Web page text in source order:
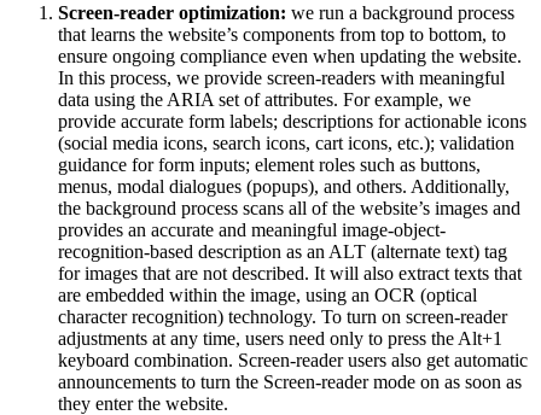
Screen-reader optimization: we run a background process
that learns the website’s components from top to bottom, to
ensure ongoing compliance even when updating the website.
In this process, we provide screen-readers with meaningful
data using the ARIA set of attributes. For example, we
provide accurate form labels; descriptions for actionable icons
(social media icons, search icons, cart icons, etc.); validation
guidance for form inputs; element roles such as buttons,
menus, modal dialogues (popups), and others. Additionally,
the background process scans all of the website’s images and
provides an accurate and meaningful image-object-
recognition-based description as an ALT (alternate text) tag
for images that are not described. It will also extract texts that
are embedded within the image, using an OCR (optical
character recognition) technology. To turn on screen-reader
adjustments at any time, users need only to press the Alt+1
keyboard combination. Screen-reader users also get automatic
announcements to turn the Screen-reader mode on as soon as
they enter the website.